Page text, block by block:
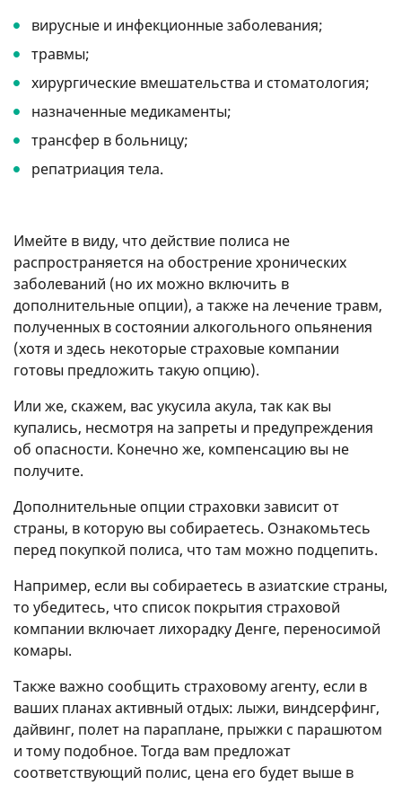
вирусные и инфекционные заболевания;
травмы;
хирургические вмешательства и стоматология;
назначенные медикаменты;
трансфер в больницу;
репатриация тела.
Имейте в виду, что действие полиса не
распространяется на обострение хронических
заболеваний (но их можно включить в
дополнительные опции), а также на лечение травм,
полученных в состоянии алкогольного опьянения
(хотя и здесь некоторые страховые компании
готовы предложить такую ​​опцию).
Или же, скажем, вас укусила акула, так как вы
купались, несмотря на запреты и предупреждения
об опасности. Конечно же, компенсацию вы не
получите.
Дополнительные опции страховки зависит от
страны, в которую вы собираетесь. Ознакомьтесь
перед покупкой полиса, что там можно подцепить.
Например, если вы собираетесь в азиатские страны,
то убедитесь, что список покрытия страховой
компании включает лихорадку Денге, переносимой
комары.
Также важно сообщить страховому агенту, если в
ваших планах активный отдых: лыжи, виндсерфинг,
дайвинг, полет на параплане, прыжки с парашютом
и тому подобное. Тогда вам предложат
соответствующий полис, цена его будет выше в